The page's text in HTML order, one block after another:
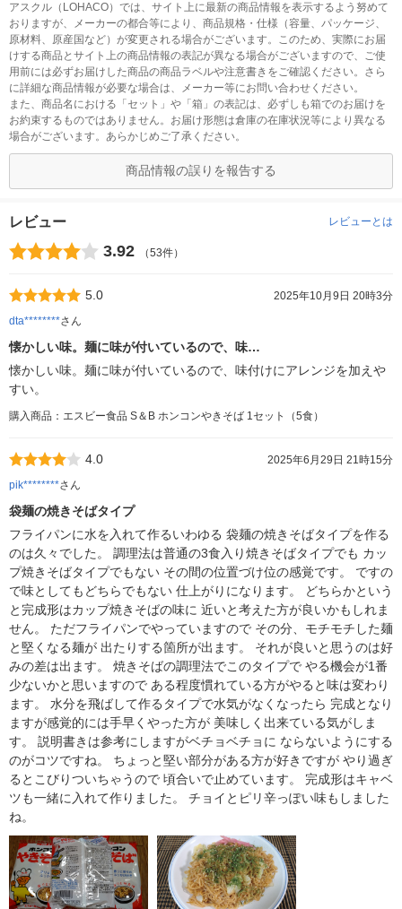
アスクル（LOHACO）では、サイト上に最新の商品情報を表示するよう努めて
おりますが、メーカーの都合等により、商品規格・仕様（容量、パッケージ、
原材料、原産国など）が変更される場合がございます。このため、実際にお届
けする商品とサイト上の商品情報の表記が異なる場合がございますので、ご使
用前には必ずお届けした商品の商品ラベルや注意書きをご確認ください。さら
に詳細な商品情報が必要な場合は、メーカー等にお問い合わせください。
また、商品名における「セット」や「箱」の表記は、必ずしも箱でのお届けを
お約束するものではありません。お届け形態は倉庫の在庫状況等により異なる
場合がございます。あらかじめご了承ください。
商品情報の誤りを報告する
レビュー レビューとは
3.92 （53件）
5.0
2025年10月9日 20時3分
dta********さん
懐かしい味。麺に味が付いているので、味…
懐かしい味。麺に味が付いているので、味付けにアレンジを加えや
すい。
購入商品：エスビー食品 S＆B ホンコンやきそば 1セット（5食）
4.0
2025年6月29日 21時15分
pik********さん
袋麺の焼きそばタイプ
フライパンに水を入れて作るいわゆる 袋麺の焼きそばタイプを作る
のは久々でした。 調理法は普通の3食入り焼きそばタイプでも カッ
プ焼きそばタイプでもない その間の位置づけ位の感覚です。 ですの
で味としてもどちらでもない 仕上がりになります。 どちらかという
と完成形はカップ焼きそばの味に 近いと考えた方が良いかもしれま
せん。 ただフライパンでやっていますので その分、モチモチした麺
と堅くなる麺が 出たりする箇所が出ます。 それが良いと思うのは好
みの差は出ます。 焼きそばの調理法でこのタイプで やる機会が1番
少ないかと思いますので ある程度慣れている方がやると味は変わり
ます。 水分を飛ばして作るタイプで水気がなくなったら 完成となり
ますが感覚的には手早くやった方が 美味しく出来ている気がしま
す。 説明書きは参考にしますがベチョベチョに ならないようにする
のがコツですね。 ちょっと堅い部分がある方が好きですが やり過ぎ
るとこびりついちゃうので 頃合いで止めています。 完成形はキャベ
ツも一緒に入れて作りました。 チョイとピリ辛っぽい味もしました
ね。